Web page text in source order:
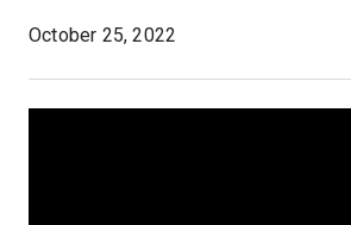
October 25, 2022